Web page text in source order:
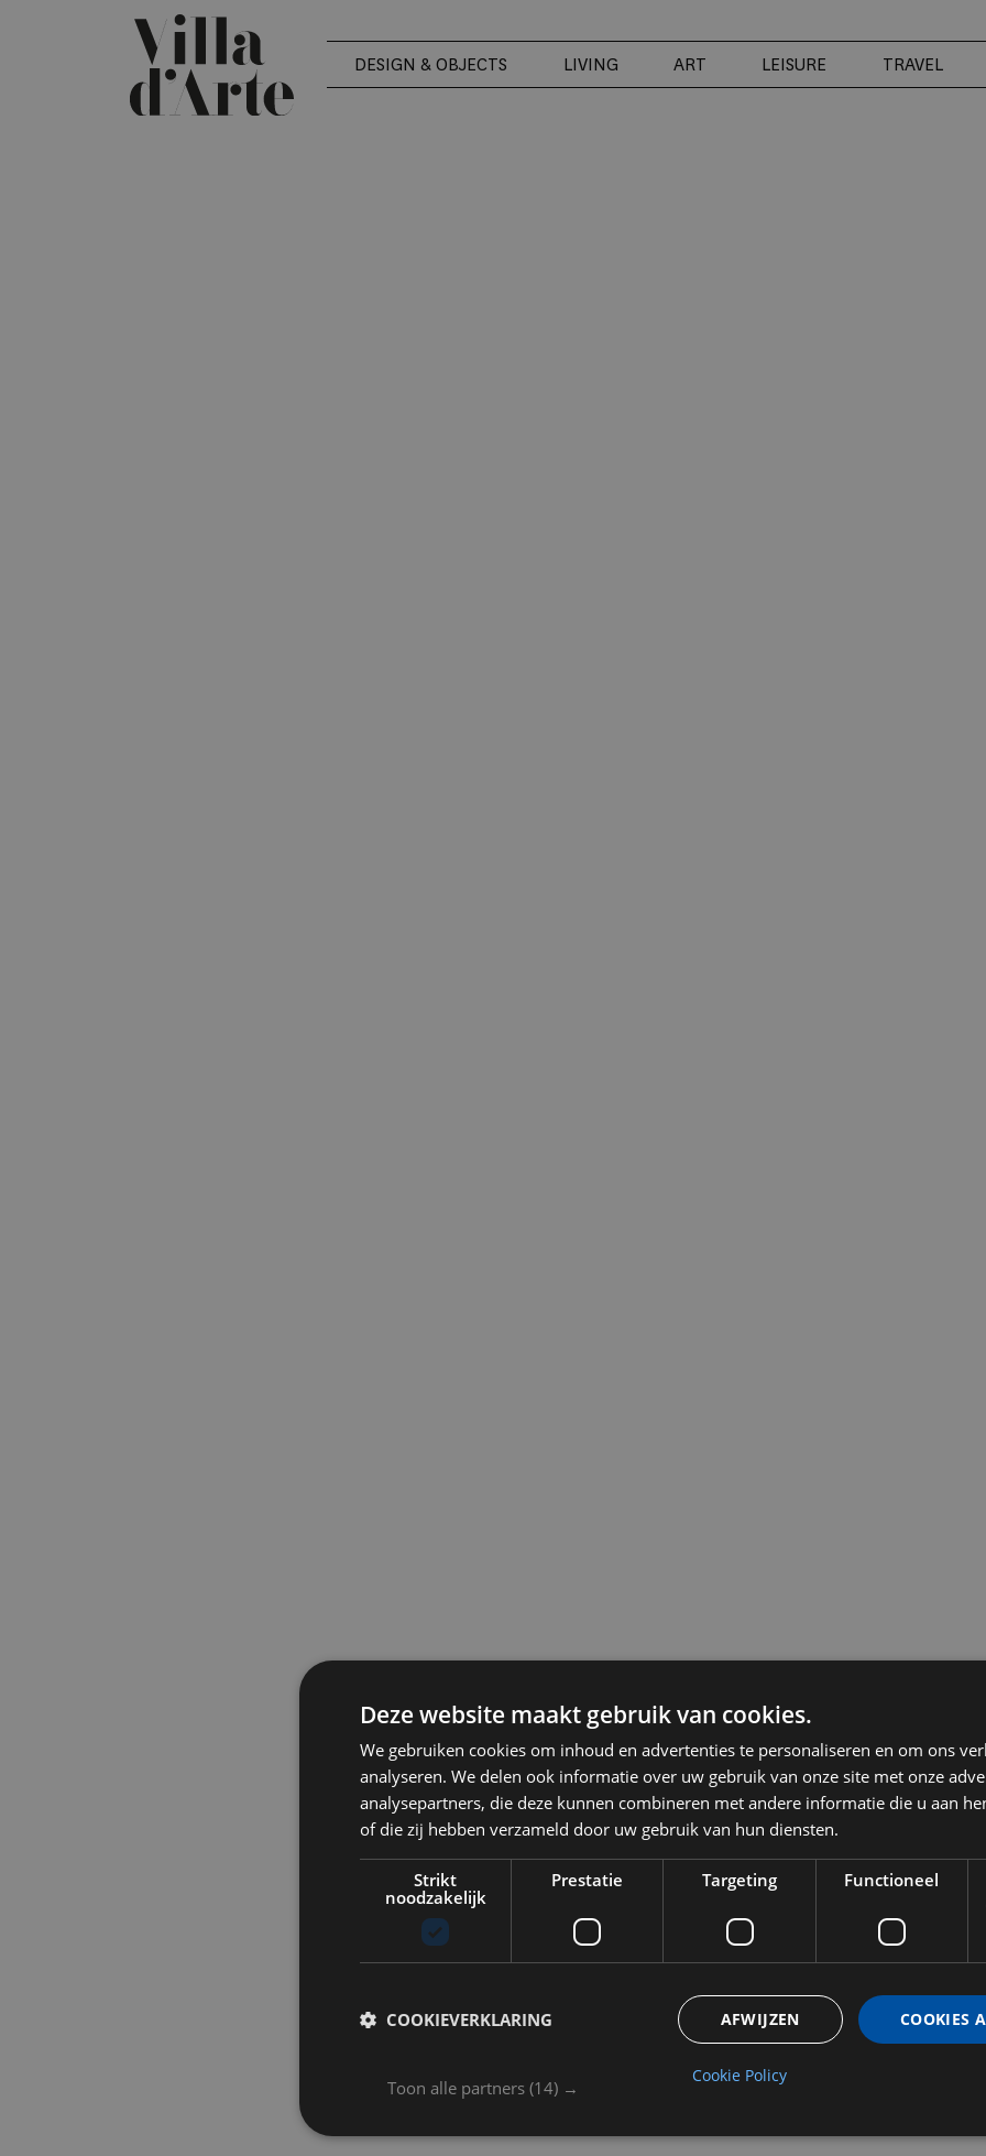
DESIGN & OBJECTS LIVING ART LEISURE TRAVEL
Deze website maakt gebruik van cookies.
We gebruiken cookies om inhoud en advertenties te personaliseren en om ons
analyseren. We delen ook informatie over uw gebruik van onze site met onze
analysepartners, die deze kunnen combineren met andere informatie die u aan
of die zij hebben verzameld door uw gebruik van hun diensten.
Toon alle partners (14) →
Strikt
noodzakelijk
Prestatie Targeting Functioneel
COOKIES
AFWIJZEN
COOKIEVERKLARING
Cookie Policy